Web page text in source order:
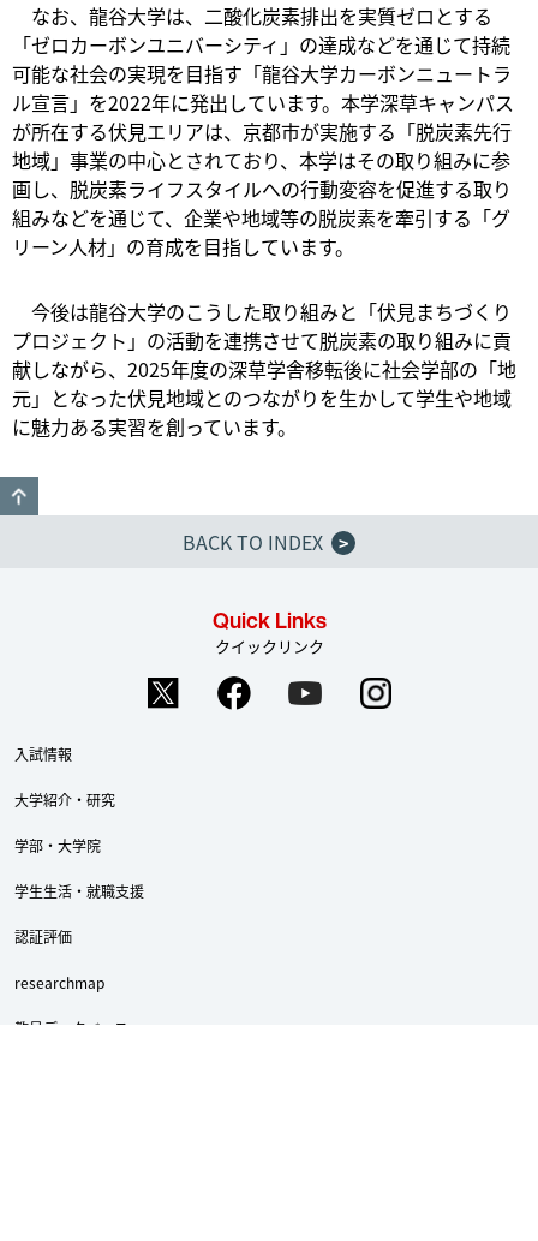
なお、龍谷大学は、二酸化炭素排出を実質ゼロとする
「ゼロカーボンユニバーシティ」の達成などを通じて持続
可能な社会の実現を目指す「龍谷大学カーボンニュートラ
ル宣言」を2022年に発出しています。本学深草キャンパス
が所在する伏見エリアは、京都市が実施する「脱炭素先行
地域」事業の中心とされており、本学はその取り組みに参
画し、脱炭素ライフスタイルへの行動変容を促進する取り
組みなどを通じて、企業や地域等の脱炭素を牽引する「グ
リーン人材」の育成を目指しています。
今後は龍谷大学のこうした取り組みと「伏見まちづくり
プロジェクト」の活動を連携させて脱炭素の取り組みに貢
献しながら、2025年度の深草学舎移転後に社会学部の「地
元」となった伏見地域とのつながりを生かして学生や地域
に魅力ある実習を創っています。
BACK TO INDEX
>
Quick Links
クイックリンク
入試情報
大学紹介・研究
学部・大学院
学生生活・就職支援
認証評価
researchmap
教員データベース